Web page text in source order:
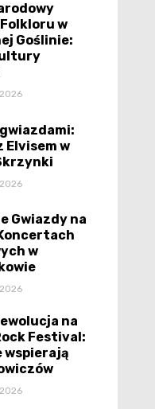
w
Goślinie:
Elvisem w
Gwiazdy na
w
na
Festival:
wspierają